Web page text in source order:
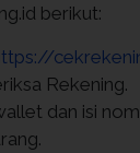
berikut:
Rekening.
dan isi